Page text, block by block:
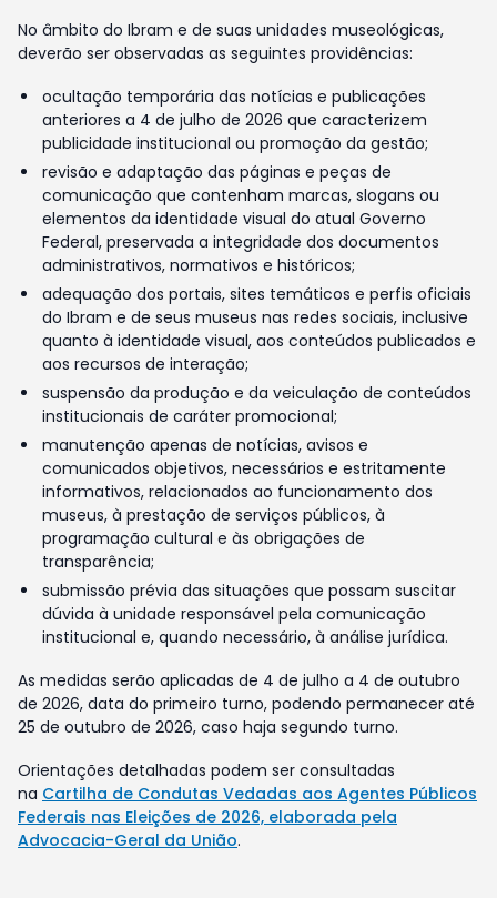
No âmbito do Ibram e de suas unidades museológicas,
deverão ser observadas as seguintes providências:
ocultação temporária das notícias e publicações
anteriores a 4 de julho de 2026 que caracterizem
publicidade institucional ou promoção da gestão;
revisão e adaptação das páginas e peças de
comunicação que contenham marcas, slogans ou
elementos da identidade visual do atual Governo
Federal, preservada a integridade dos documentos
administrativos, normativos e históricos;
adequação dos portais, sites temáticos e perfis oficiais
do Ibram e de seus museus nas redes sociais, inclusive
quanto à identidade visual, aos conteúdos publicados e
aos recursos de interação;
suspensão da produção e da veiculação de conteúdos
institucionais de caráter promocional;
manutenção apenas de notícias, avisos e
comunicados objetivos, necessários e estritamente
informativos, relacionados ao funcionamento dos
museus, à prestação de serviços públicos, à
programação cultural e às obrigações de
transparência;
submissão prévia das situações que possam suscitar
dúvida à unidade responsável pela comunicação
institucional e, quando necessário, à análise jurídica.
As medidas serão aplicadas de 4 de julho a 4 de outubro
de 2026, data do primeiro turno, podendo permanecer até
25 de outubro de 2026, caso haja segundo turno.
Orientações detalhadas podem ser consultadas
na Cartilha de Condutas Vedadas aos Agentes Públicos
Federais nas Eleições de 2026, elaborada pela
Advocacia-Geral da União.